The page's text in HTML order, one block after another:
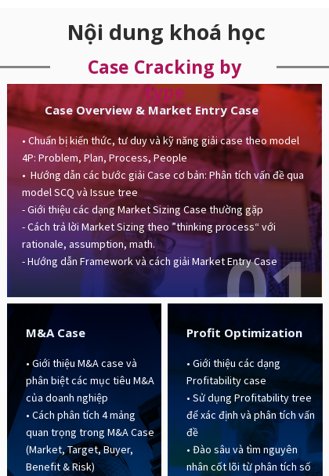
Nội dung khoá học
• Giới thiệu M&A case và
phân biệt các mục tiêu M&A
của doanh nghiệp
• Cách phân tích 4 mảng
quan trọng trong M&A Case
(Market, Target, Buyer,
Benefit & Risk)
M&A Case
• Chuẩn bị kiến thức, tư duy và kỹ năng giải case theo model
4P: Problem, Plan, Process, People
• Hướng dẫn các bước giải Case cơ bản: Phân tích vấn đề qua
model SCQ và Issue tree
- Giới thiệu các dạng Market Sizing Case thường gặp
- Cách trả lời Market Sizing theo ”thinking process“ với
rationale, assumption, math.
- Hướng dẫn Framework và cách giải Market Entry Case
Case Overview & Market Entry Case
01
• Giới thiệu các dạng
Profitability case
• Sử dụng Profitability tree
để xác định và phân tích vấn
đề
• Đào sâu và tìm nguyên
nhân cốt lõi từ phân tích số
Profit Optimization
Case Cracking by
type